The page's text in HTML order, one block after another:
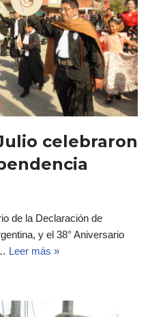
celebraron
de la Declaración de
y el 38° Aniversario
Leer más »